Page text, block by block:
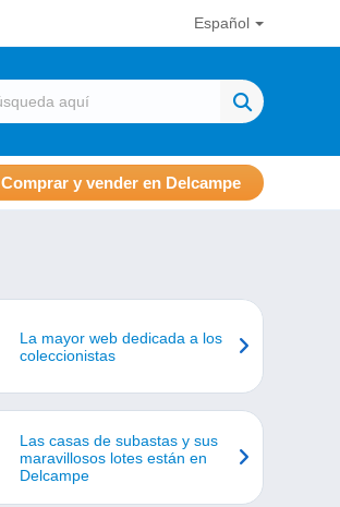
Español
Comprar y vender en Delcampe
La mayor web dedicada a los
coleccionistas
Las casas de subastas y sus
maravillosos lotes están en
Delcampe